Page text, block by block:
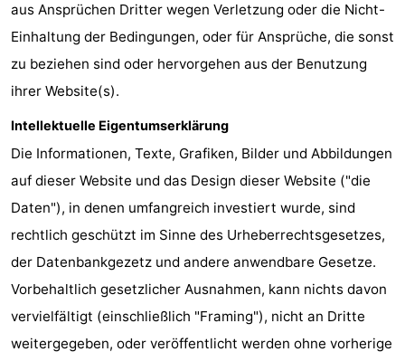
-
Parken
Küstetram
Medizin
Adressen
Region
Westflandern
-
Brügge
-
Gent
-
Ypern
Die
aus Ansprüchen Dritter wegen Verletzung oder die Nicht-
Einhaltung der Bedingungen, oder für Ansprüche, die sonst
zu beziehen sind oder hervorgehen aus der Benutzung
ihrer Website(s).
Intellektuelle Eigentumserklärung
Die Informationen, Texte, Grafiken, Bilder und Abbildungen
auf dieser Website und das Design dieser Website ("die
Daten"), in denen umfangreich investiert wurde, sind
rechtlich geschützt im Sinne des Urheberrechtsgesetzes,
der Datenbankgezetz und andere anwendbare Gesetze.
Vorbehaltlich gesetzlicher Ausnahmen, kann nichts davon
vervielfältigt (einschließlich "Framing"), nicht an Dritte
weitergegeben, oder veröffentlicht werden ohne vorherige